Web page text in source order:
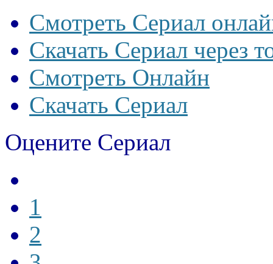
Смотреть Сериал
Скачать Сериал через
Смотреть Онлайн
Скачать Сериал
Оцените Сериал
1
2